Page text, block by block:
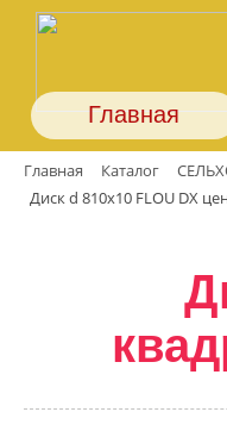
Главная
Главная Каталог
Диск d 810x10 FLOU DX